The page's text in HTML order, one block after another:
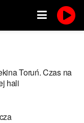
Toruń. Czas na
hali